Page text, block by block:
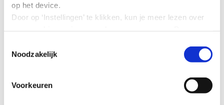
op het device.
Door op ‘Instellingen’ te klikken, kun je meer lezen over
alle cookies zoals omschreven in onze cookieverklaring
in deze cookiebanner. Door op ‘Alleen noodzakelijke
noodzakelijke cookies.
Noodzakelijk
Voorkeuren
(Greenchoice) over het belang van rapporteren en de